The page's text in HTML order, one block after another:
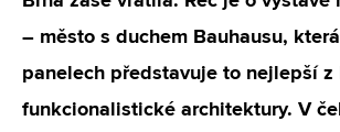
– město s duchem Bauhausu,
panelech představuje to nejlepší z
funkcionalistické architektury. V